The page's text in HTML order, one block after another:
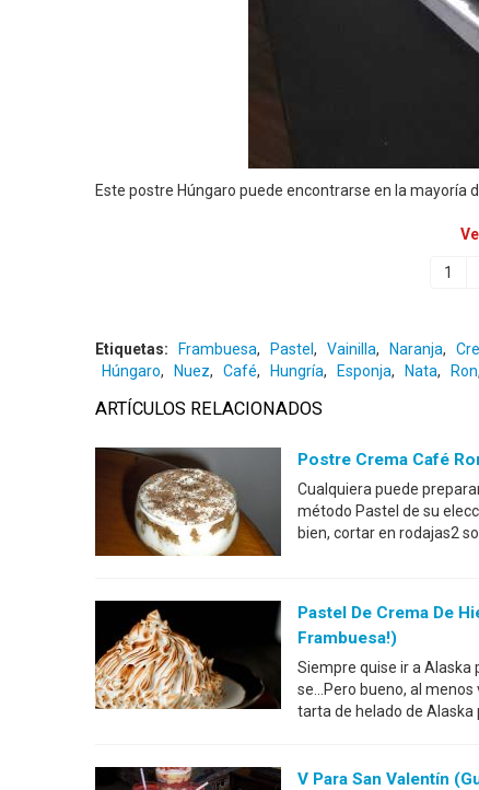
Este postre Húngaro puede encontrarse en la mayoría
1
Etiquetas: Frambuesa, Pastel , Vainilla, Naranja,
Húngaro, Nuez, Café, Hungría, Esponja, Nata, Ron,
ARTÍCULOS RELACIONADOS
Postre Crema Café
Cualquiera puede
método Pastel de su
bien, cortar en rodajas2
Pastel De Crema De
Frambuesa!)
Siempre quise ir a Alaska
se...Pero bueno, al
tarta de helado de
V Para San Valentín